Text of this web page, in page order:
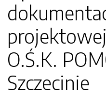
O.Ś.K.
Szczecinie